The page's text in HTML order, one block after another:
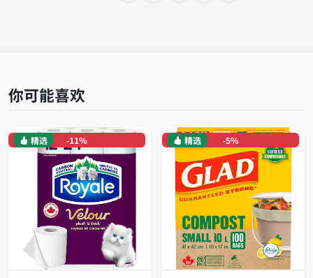
你可能喜欢
-11%
精选 -5%
精选